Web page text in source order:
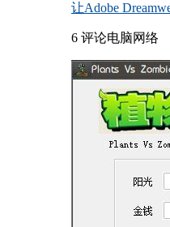
让Adobe
6 评论电脑网络